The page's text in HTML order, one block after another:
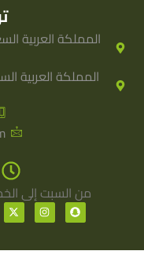
المملكة العربية
المملكة العربية
من السبت إلى الخميس 9:00 صباحًا –